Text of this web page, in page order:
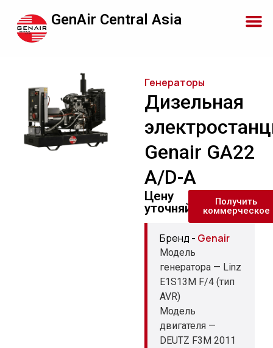
GenAir Central Asia
Генераторы
Дизельная
Genair GA22
A/D-A
Цену
уточняйте
Получить
коммерческое
Бренд - Genair
Модель
генератора — Linz
E1S13M F/4 (тип
AVR)
Модель
двигателя —
DEUTZ F3M 2011